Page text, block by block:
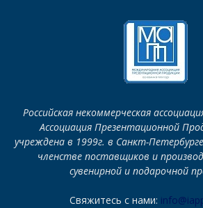
Российская некоммерческая
Ассоциация Презентационной
учреждена в 1999г. в Санкт-
членстве поставщиков и
сувенирной и подарочной
Свяжитесь с нами: